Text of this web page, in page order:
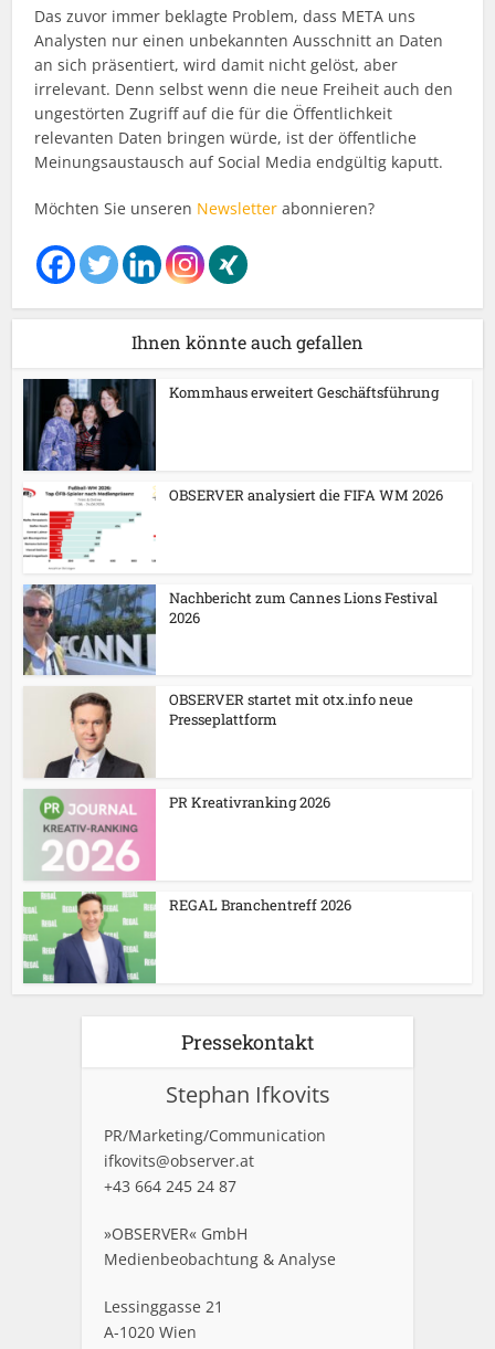
Das zuvor immer beklagte Problem, dass META uns
Analysten nur einen unbekannten Ausschnitt an Daten
an sich präsentiert, wird damit nicht gelöst, aber
irrelevant. Denn selbst wenn die neue Freiheit auch den
ungestörten Zugriff auf die für die Öffentlichkeit
relevanten Daten bringen würde, ist der öffentliche
Meinungsaustausch auf Social Media endgültig kaputt.
Möchten Sie unseren Newsletter abonnieren?
Ihnen könnte auch gefallen
Kommhaus erweitert Geschäftsführung
OBSERVER analysiert die FIFA WM 2026
Nachbericht zum Cannes Lions Festival
2026
OBSERVER startet mit otx.info neue
Presseplattform
PR Kreativranking 2026
REGAL Branchentreff 2026
Pressekontakt
Stephan Ifkovits
PR/Marketing/Communication
ifkovits@observer.at
+43 664 245 24 87
»OBSERVER« GmbH
Medienbeobachtung & Analyse
Lessinggasse 21
A-1020 Wien